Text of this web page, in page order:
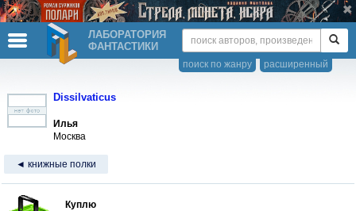
ЛАБОРАТОРИЯ
ФАНТАСТИКИ
расширенный
поиск по жанру
Dissilvaticus
Илья
Москва
◄ книжные полки
Куплю